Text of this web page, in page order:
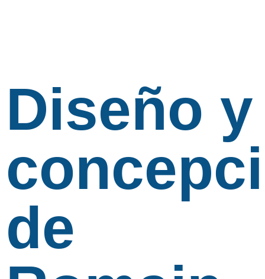
Diseño y
de